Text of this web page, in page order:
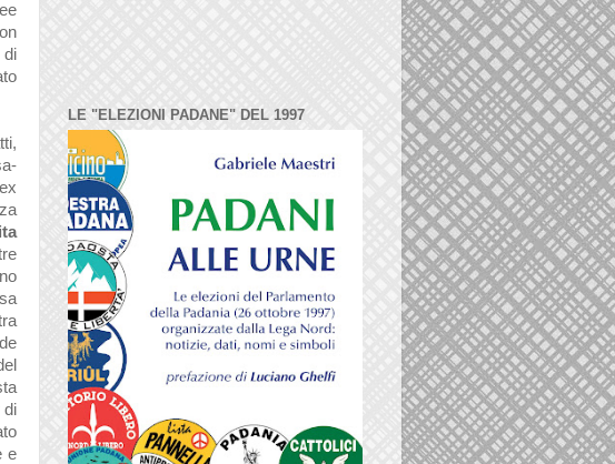
di
di
e
LE "ELEZIONI PADANE" DEL 1997